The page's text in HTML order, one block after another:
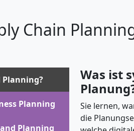
Chain
Planning?
Planning
Planning
Was ist
Sie lernen,
die